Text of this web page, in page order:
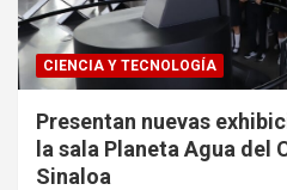
CIENCIA Y TECNOLOGÍA
Presentan nuevas
la sala Planeta Agua del
Sinaloa